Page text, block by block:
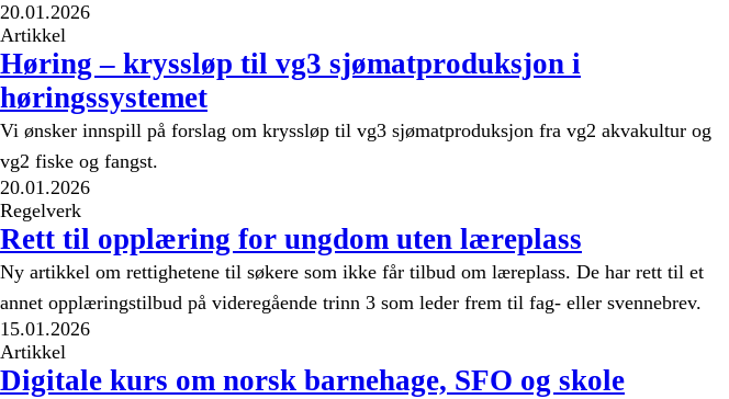
20.01.2026
Artikkel
Høring – kryssløp til vg3 sjømatproduksjon i
høringssystemet
Vi ønsker innspill på forslag om kryssløp til vg3 sjømatproduksjon fra vg2 akvakultur og
vg2 fiske og fangst.
20.01.2026
Regelverk
Rett til opplæring for ungdom uten læreplass
Ny artikkel om rettighetene til søkere som ikke får tilbud om læreplass. De har rett til et
annet opplæringstilbud på videregående trinn 3 som leder frem til fag- eller svennebrev.
15.01.2026
Artikkel
Digitale kurs om norsk barnehage, SFO og skole